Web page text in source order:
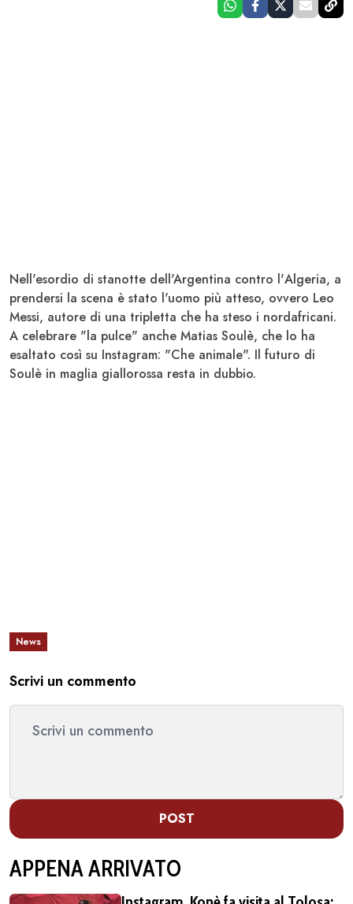
Nell'esordio di stanotte dell'Argentina contro l'Algeria, a
prendersi la scena è stato l'uomo più atteso, ovvero Leo
Messi, autore di una tripletta che ha steso i nordafricani.
A celebrare "la pulce" anche Matias Soulè, che lo ha
esaltato così su Instagram: "Che animale". Il futuro di
Soulè in maglia giallorossa resta in dubbio.
News
Scrivi un commento
POST
APPENA ARRIVATO